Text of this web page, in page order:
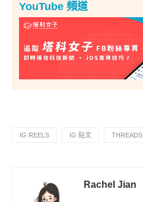
YouTube 頻道
IG REELS IG 貼文 THREADS
Rachel Jian